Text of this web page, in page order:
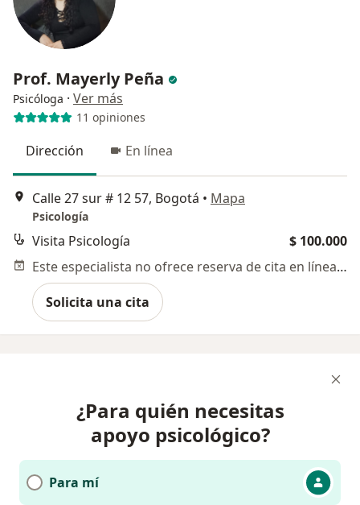
Prof. Mayerly Peña
Psicóloga · Ver más
11 opiniones
Dirección En línea
Calle 27 sur # 12 57, Bogotá • Mapa
Psicología
Visita Psicología
$ 100.000
Este especialista no ofrece reserva de cita en línea en esta dirección.
Solicita una cita
¿Para quién necesitas
apoyo psicológico?
Para mí